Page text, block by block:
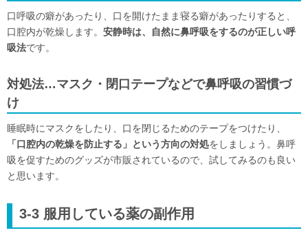
口呼吸の癖があったり、口を開けたまま寝る癖があったりすると、
口腔内が乾燥します。 安静時は、自然に鼻呼吸をするのが正しい呼
吸法です。
対処法…マスク・閉口テープなどで鼻呼吸の習慣づ
け
睡眠時にマスクをしたり、口を閉じるためのテープをつけたり、
「口腔内の乾燥を防止する」という方向の対処をしましょう。鼻呼
吸を促すためのグッズが市販されているので、試してみるのも良い
と思います。
3-3 服用している薬の副作用